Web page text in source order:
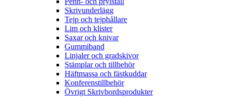
Skrivunderlägg
Tejp och tejphållare
Lim och klister
Saxar och knivar
Gummiband
Linjaler och gradskivor
Stämplar och tillbehör
Häftmassa och fästkuddar
Konferenstillbehör
Övrigt Skrivbordsprodukter